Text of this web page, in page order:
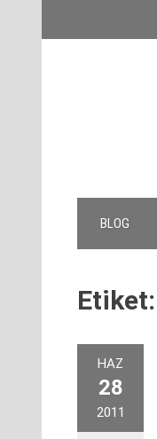
BLOG
Etiket:
HAZ
28
2011